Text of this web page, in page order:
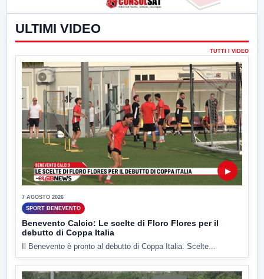
ULTIMI VIDEO
TUTTI I VIDEO
▶
7 AGOSTO 2026
SPORT BENEVENTO
Benevento Calcio: Le scelte di Floro Flores per il
debutto di Coppa Italia
Il Benevento è pronto al debutto di Coppa Italia. Scelte...